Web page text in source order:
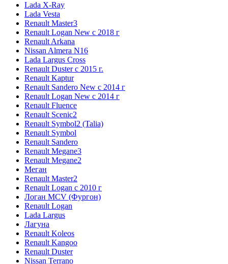
Lada X-Ray
Lada Vesta
Renault Master3
Renault Logan New с 2018 г
Renault Arkana
Nissan Almera N16
Lada Largus Cross
Renault Duster с 2015 г.
Renault Kaptur
Renault Sandero New с 2014 г
Renault Logan New с 2014 г
Renault Fluence
Renault Scenic2
Renault Symbol2 (Talia)
Renault Symbol
Renault Sandero
Renault Megane3
Renault Megane2
Меган
Renault Master2
Renault Logan c 2010 г
Логан МСV (Фургон)
Renault Logan
Lada Largus
Лагуна
Renault Koleos
Renault Kangoo
Renault Duster
Nissan Terrano